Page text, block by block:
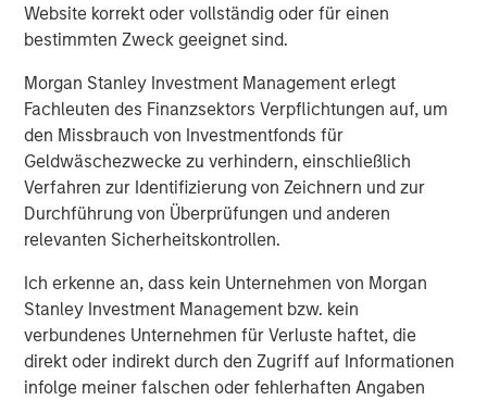
Website korrekt oder vollständig oder für einen
bestimmten Zweck geeignet sind.
Morgan Stanley Investment Management erlegt
Fachleuten des Finanzsektors Verpflichtungen auf, um
den Missbrauch von Investmentfonds für
Geldwäschezwecke zu verhindern, einschließlich
Verfahren zur Identifizierung von Zeichnern und zur
Durchführung von Überprüfungen und anderen
relevanten Sicherheitskontrollen.
Ich erkenne an, dass kein Unternehmen von Morgan
Stanley Investment Management bzw. kein
verbundenes Unternehmen für Verluste haftet, die
direkt oder indirekt durch den Zugriff auf Informationen
infolge meiner falschen oder fehlerhaften Angaben
About Morgan Stanley Investment Management
its investment advisory affiliates, has more than 1,400
investment professionals around the world and $1.8
trillion in assets under management or supervision as of
September 30, 2025. Morgan Stanley Investment
Management strives to provide strong long-term
investment performance, outstanding service, and a
comprehensive suite of investment management
solutions to a diverse client base, which includes
governments, institutions, corporations and individuals
worldwide. For further information about Morgan Stanley
Investment Management, please visit
www.morganstanley.com/im.